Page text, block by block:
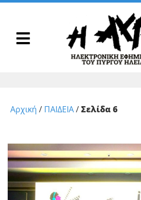
Αρχική / ΠΑΙΔΕΙΑ/Σελίδα 6